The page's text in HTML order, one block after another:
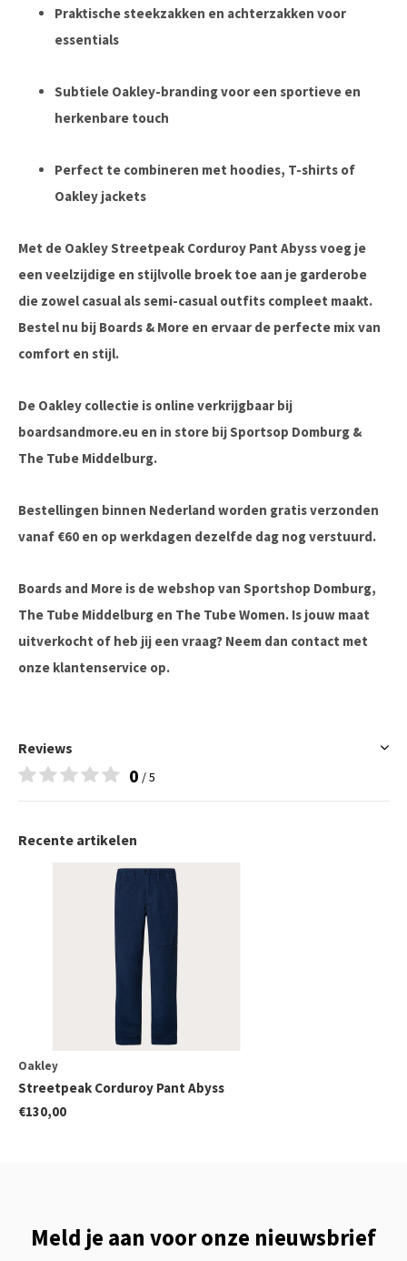
Praktische steekzakken en achterzakken voor
essentials
Subtiele Oakley-branding voor een sportieve en
herkenbare touch
Perfect te combineren met hoodies, T-shirts of
Oakley jackets
Met de Oakley Streetpeak Corduroy Pant Abyssvoeg je
een veelzijdige en stijlvolle broek toe aan je garderobe
die zowel casual als semi-casual outfits compleet maakt.
Bestel nu bij Boards & More en ervaar de perfecte mix van
comfort en stijl.
De Oakley collectie is online verkrijgbaar bij
boardsandmore.eu en in store bij Sportsop Domburg &
The Tube Middelburg.
Bestellingen binnen Nederland worden gratis verzonden
vanaf €60 en op werkdagen dezelfde dag nog verstuurd.
Boards and More is de webshop van Sportshop Domburg,
The Tube Middelburg en The Tube Women. Is jouw maat
uitverkocht of heb jij een vraag? Neem dan contact met
onze klantenservice op.
Reviews
0 / 5
Recente artikelen
Oakley
Streetpeak Corduroy Pant Abyss
€130,00
Meld je aan voor onze nieuwsbrief